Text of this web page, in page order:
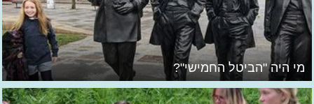
מי היה "הביטל החמישי"?